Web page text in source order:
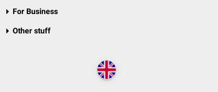
For Business
Other stuff